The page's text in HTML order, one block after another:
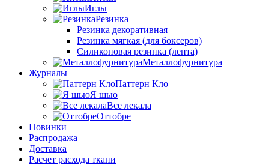
Иглы
Резинка
Резинка декоративная
Резинка мягкая (для боксеров)
Силиконовая резинка (лента)
Металлофурнитура
Журналы
Паттерн Кло
Я шью
Все лекала
Оттобре
Новинки
Распродажа
Доставка
Расчет расхода ткани